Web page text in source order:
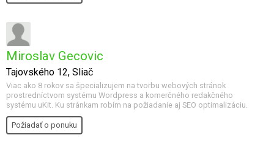
Miroslav Gecovic
Tajovského 12, Sliač
Viac ako 8 rokov sa špecializujem na tvorbu webových stránok
prostredníctvom systému Wordpress a komerčného redakčného
systému uKit. Ku stránkam robím na požiadanie aj SEO optimalizáciu.
Požiadať o ponuku